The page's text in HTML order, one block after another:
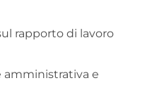
rapporto di lavoro
e